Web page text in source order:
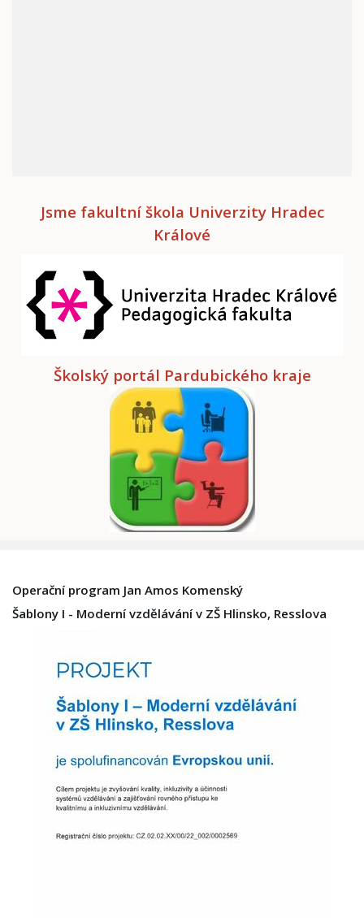
Jsme fakultní škola Univerzity Hradec
Králové
Školský portál Pardubického kraje
Operační program Jan Amos Komenský
Šablony I - Moderní vzdělávání v ZŠ Hlinsko, Resslova